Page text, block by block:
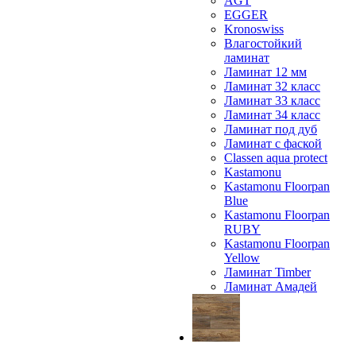
EGGER
Kronoswiss
Влагостойкий
ламинат
Ламинат 12 мм
Ламинат 32 класс
Ламинат 33 класс
Ламинат 34 класс
Ламинат под дуб
Ламинат с фаской
Classen aqua protect
Kastamonu
Kastamonu Floorpan
Blue
Kastamonu Floorpan
RUBY
Kastamonu Floorpan
Yellow
Ламинат Timber
Ламинат Амадей